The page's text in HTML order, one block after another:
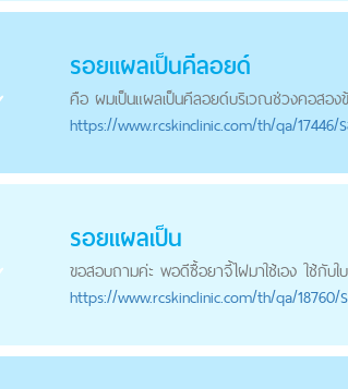
รอยแผลเป็นคีลอยด์
คือ ผมเป็นแผลเป็นคีลอยด์บริเวณช่วงคอสอง
https://www.rcskinclinic.com/th/qa/17446/
รอยแผลเป็น
ขอสอบถามค่ะ พอดีซื้อยาจี้ไฝมาใช้เอง ใช้กับ
https://www.rcskinclinic.com/th/qa/18760/